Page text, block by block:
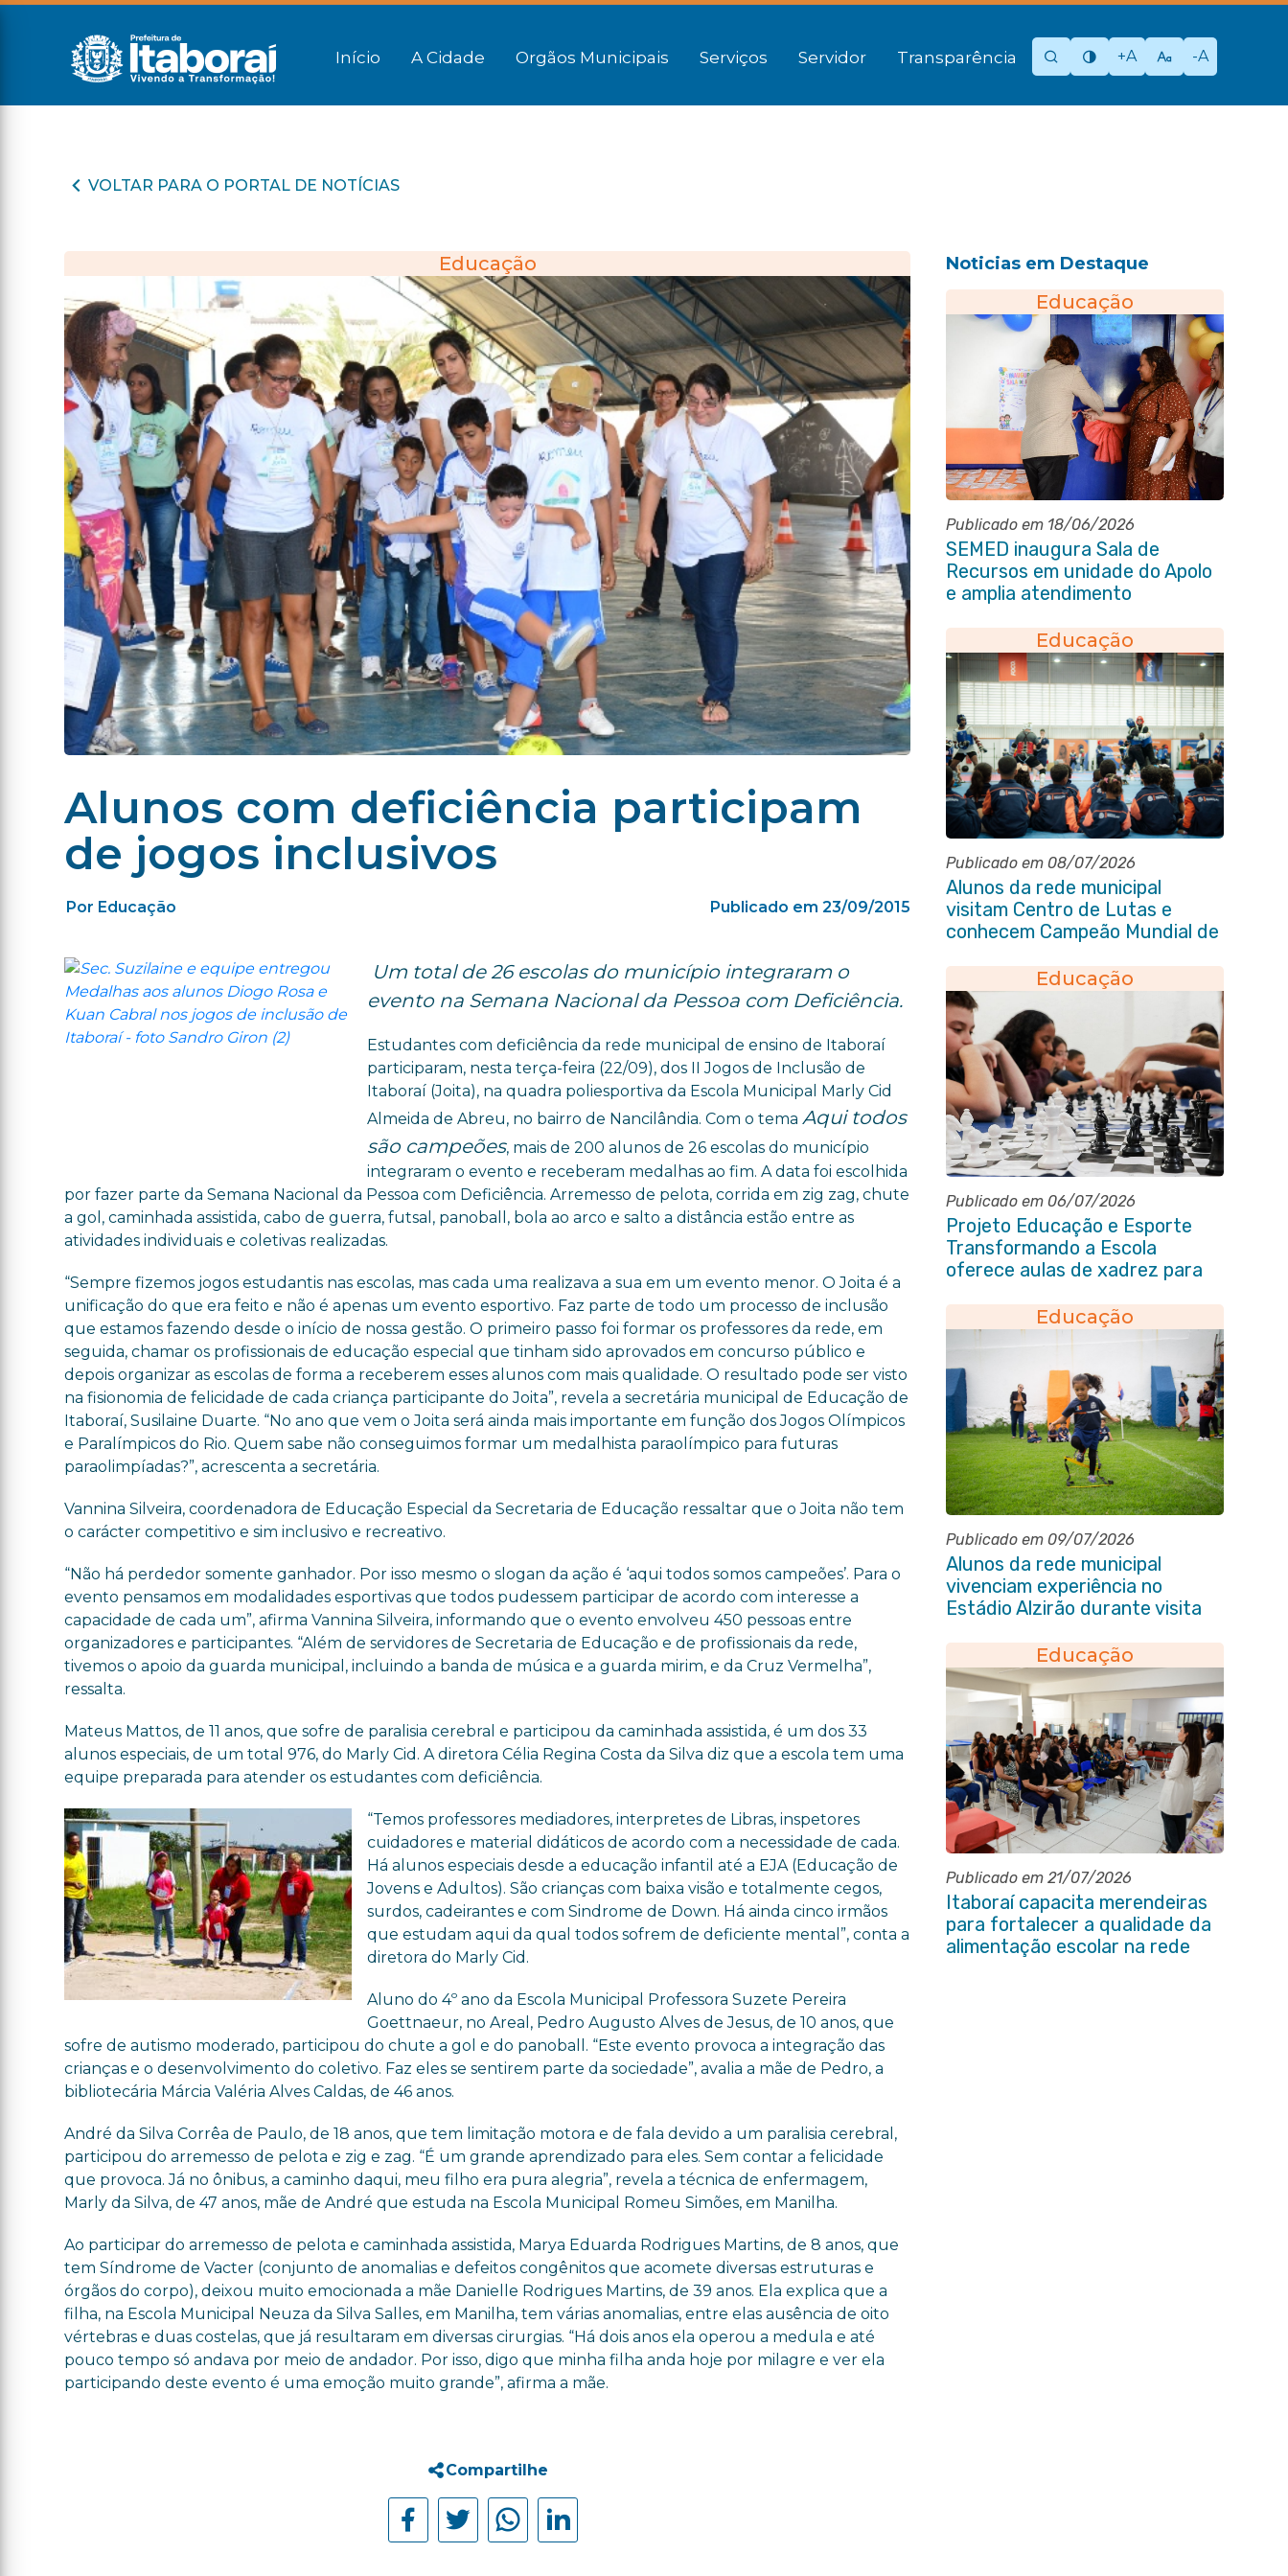
Início A Cidade Orgãos Municipais Serviços Servidor Transparência +A -A
VOLTAR PARA O PORTAL DE NOTÍCIAS
Educação
Alunos com deficiência participam
de jogos inclusivos
Por Educação Publicado em 23/09/2015
Um total de 26 escolas do município integraram o
evento na Semana Nacional da Pessoa com Deficiência.
Estudantes com deficiência da rede municipal de ensino de Itaboraí
participaram, nesta terça-feira (22/09), dos II Jogos de Inclusão de
Itaboraí (Joita), na quadra poliesportiva da Escola Municipal Marly Cid
Almeida de Abreu, no bairro de Nancilândia. Com o temaAqui todos
são campeões, mais de 200 alunos de 26 escolas do município
integraram o evento e receberam medalhas ao fim. A data foi escolhida
por fazer parte da Semana Nacional da Pessoa com Deficiência. Arremesso de pelota, corrida em zig zag, chute
a gol, caminhada assistida, cabo de guerra, futsal, panoball, bola ao arco e salto a distância estão entre as
atividades individuais e coletivas realizadas.
“Sempre fizemos jogos estudantis nas escolas, mas cada uma realizava a sua em um evento menor. O Joita é a
unificação do que era feito e não é apenas um evento esportivo. Faz parte de todo um processo de inclusão
que estamos fazendo desde o início de nossa gestão. O primeiro passo foi formar os professores da rede, em
seguida, chamar os profissionais de educação especial que tinham sido aprovados em concurso público e
depois organizar as escolas de forma a receberem esses alunos com mais qualidade. O resultado pode ser visto
na fisionomia de felicidade de cada criança participante do Joita”, revela a secretária municipal de Educação de
Itaboraí, Susilaine Duarte. “No ano que vem o Joita será ainda mais importante em função dos Jogos Olímpicos
e Paralímpicos do Rio. Quem sabe não conseguimos formar um medalhista paraolímpico para futuras
paraolimpíadas?”, acrescenta a secretária.
Vannina Silveira, coordenadora de Educação Especial da Secretaria de Educação ressaltar que o Joita não tem
o carácter competitivo e sim inclusivo e recreativo.
“Não há perdedor somente ganhador. Por isso mesmo o slogan da ação é ‘aqui todos somos campeões’. Para o
evento pensamos em modalidades esportivas que todos pudessem participar de acordo com interesse a
capacidade de cada um”, afirma Vannina Silveira, informando que o evento envolveu 450 pessoas entre
organizadores e participantes. “Além de servidores de Secretaria de Educação e de profissionais da rede,
tivemos o apoio da guarda municipal, incluindo a banda de música e a guarda mirim, e da Cruz Vermelha”,
ressalta.
Mateus Mattos, de 11 anos, que sofre de paralisia cerebral e participou da caminhada assistida, é um dos 33
alunos especiais, de um total 976, do Marly Cid. A diretora Célia Regina Costa da Silva diz que a escola tem uma
equipe preparada para atender os estudantes com deficiência.
“Temos professores mediadores, interpretes de Libras, inspetores
cuidadores e material didáticos de acordo com a necessidade de cada.
Há alunos especiais desde a educação infantil até a EJA (Educação de
Jovens e Adultos). São crianças com baixa visão e totalmente cegos,
surdos, cadeirantes e com Sindrome de Down. Há ainda cinco irmãos
que estudam aqui da qual todos sofrem de deficiente mental”, conta a
diretora do Marly Cid.
Aluno do 4º ano da Escola Municipal Professora Suzete Pereira
Goettnaeur, no Areal, Pedro Augusto Alves de Jesus, de 10 anos, que
sofre de autismo moderado, participou do chute a gol e do panoball. “Este evento provoca a integração das
crianças e o desenvolvimento do coletivo. Faz eles se sentirem parte da sociedade”, avalia a mãe de Pedro, a
bibliotecária Márcia Valéria Alves Caldas, de 46 anos.
André da Silva Corrêa de Paulo, de 18 anos, que tem limitação motora e de fala devido a um paralisia cerebral,
participou do arremesso de pelota e zig e zag. “É um grande aprendizado para eles. Sem contar a felicidade
que provoca. Já no ônibus, a caminho daqui, meu filho era pura alegria”, revela a técnica de enfermagem,
Marly da Silva, de 47 anos, mãe de André que estuda na Escola Municipal Romeu Simões, em Manilha.
Ao participar do arremesso de pelota e caminhada assistida, Marya Eduarda Rodrigues Martins, de 8 anos, que
tem Síndrome de Vacter (conjunto de anomalias e defeitos congênitos que acomete diversas estruturas e
órgãos do corpo), deixou muito emocionada a mãe Danielle Rodrigues Martins, de 39 anos. Ela explica que a
filha, na Escola Municipal Neuza da Silva Salles, em Manilha, tem várias anomalias, entre elas ausência de oito
vértebras e duas costelas, que já resultaram em diversas cirurgias. “Há dois anos ela operou a medula e até
pouco tempo só andava por meio de andador. Por isso, digo que minha filha anda hoje por milagre e ver ela
participando deste evento é uma emoção muito grande”, afirma a mãe.
Compartilhe
Noticias em Destaque
Educação
Publicado em 18/06/2026
SEMED inaugura Sala de
Recursos em unidade do Apolo
e amplia atendimento
Educação
Publicado em 08/07/2026
Alunos da rede municipal
visitam Centro de Lutas e
conhecem Campeão Mundial de
Educação
Publicado em 06/07/2026
Projeto Educação e Esporte
Transformando a Escola
oferece aulas de xadrez para
Educação
Publicado em 09/07/2026
Alunos da rede municipal
vivenciam experiência no
Estádio Alzirão durante visita
Educação
Publicado em 21/07/2026
Itaboraí capacita merendeiras
para fortalecer a qualidade da
alimentação escolar na rede